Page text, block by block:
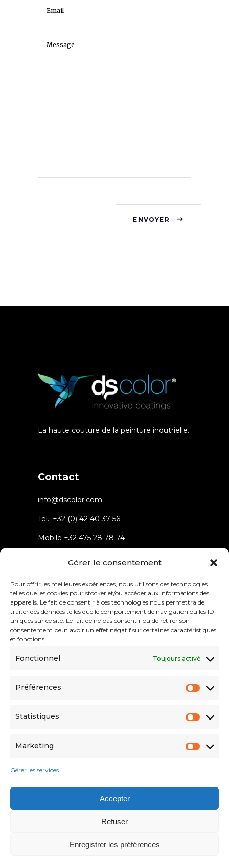
Gérer le consentement
Pour offrir les meilleures expériences, nous utilisons des technologies
telles que les cookies pour stocker et/ou accéder aux informations des
appareils. Le fait de consentir à ces technologies nous permettra de
traiter des données telles que le comportement de navigation ou les ID
uniques sur ce site. Le fait de ne pas consentir ou de retirer son
consentement peut avoir un effet négatif sur certaines caractéristiques
et fonctions.
Fonctionnel Toujours activé
Préférences
Statistiques
Marketing
Gérer les services
Accepter
Refuser
Enregistrer les préférences
ENVOYER
La haute couture de la peinture indutrielle.
Contact
info@dscolor.com
Tel.: +32 (0) 42 40 37 56
Mobile +32 475 28 78 74
Menu
About
References